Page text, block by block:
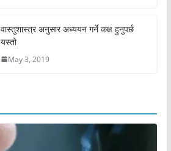
वास्तुशास्त्र अनुसार अध्ययन गर्ने कक्ष हुनुपर्छ
यस्तो
May 3, 2019